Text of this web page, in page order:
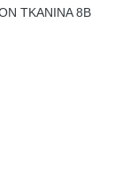
TKANINA 8B